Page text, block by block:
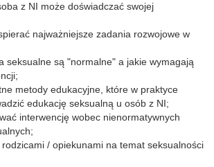
z NI może doświadczać swojej
najważniejsze zadania rozwojowe w
seksualne są "normalne" a jakie wymagają
metody edukacyjne, które w praktyce
edukację seksualną u osób z NI;
interwencję wobec nienormatywnych
/ opiekunami na temat seksualności